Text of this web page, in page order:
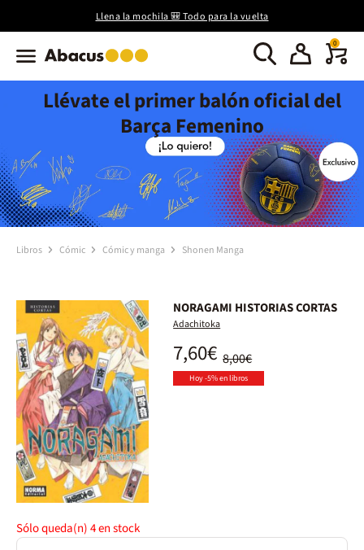
Llena la mochila 🎒 Todo para la vuelta
0
Llévate el primer balón oficial del
Barça Femenino
Libros Cómic Cómic y manga Shonen Manga
NORAGAMI HISTORIAS CORTAS
Adachitoka
8,00€
7,60€
Hoy -5% en libros
Sólo queda(n)4en stock